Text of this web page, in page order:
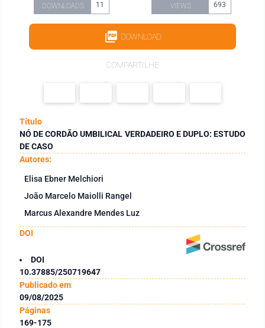
DOWNLOADS 11 VIEWS 693
DOWNLOAD
COMPARTILHE
Título
NÓ DE CORDÃO UMBILICAL VERDADEIRO E DUPLO: ESTUDO
DE CASO
Autores:
Elisa Ebner Melchiori
João Marcelo Maiolli Rangel
Marcus Alexandre Mendes Luz
DOI
DOI
10.37885/250719647
Publicado em
09/08/2025
Páginas
169-175